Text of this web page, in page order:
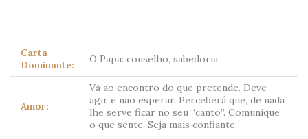
Carta
Dominante:
O Papa: conselho, sabedoria.
Amor:
Vá ao encontro do que pretende. Deve
agir e não esperar. Perceberá que, de nada
lhe serve ficar no seu “canto”. Comunique
o que sente. Seja mais confiante.